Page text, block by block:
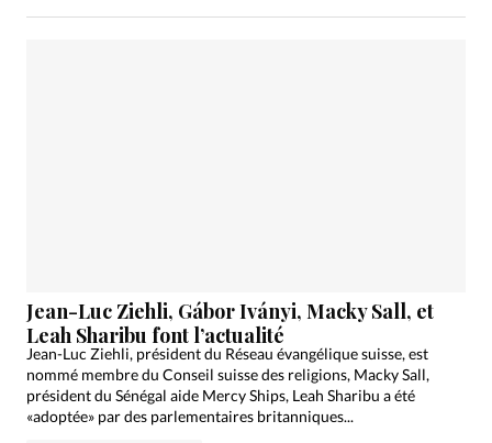
Jean-Luc Ziehli, Gábor Iványi, Macky Sall, et
Leah Sharibu font l’actualité
Jean-Luc Ziehli, président du Réseau évangélique suisse, est
nommé membre du Conseil suisse des religions, Macky Sall,
président du Sénégal aide Mercy Ships, Leah Sharibu a été
«adoptée» par des parlementaires britanniques...